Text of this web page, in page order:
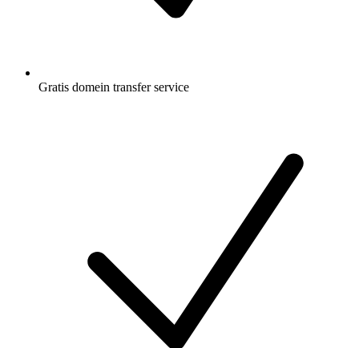
Gratis domein transfer service